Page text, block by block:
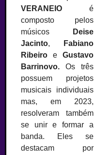
VERANEIO é
composto pelos
músicos
Deise
Jacinto,
Fabiano
Ribeiro e Gustavo
Barrinovo. Os três
possuem projetos
musicais individuais
mas, em 2023,
resolveram também
se unir e formar a
banda. Eles se
destacam por